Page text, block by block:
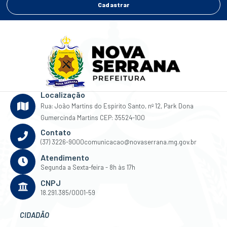
Cadastrar
Localização
Rua: João Martins do Espirito Santo, nº 12, Park Dona
Gumercinda Martins CEP: 35524-100
Contato
(37) 3226-9000comunicacao@novaserrana.mg.gov.br
Atendimento
Segunda a Sexta-feira - 8h às 17h
CNPJ
18.291.385/0001-59
CIDADÃO